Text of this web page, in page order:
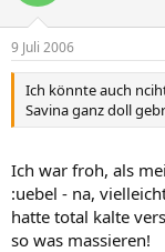
9 Juli 2006
Ich könnte auch
Savina ganz doll
Ich war froh, als
:uebel - na,
hatte total kalte
so was massieren!